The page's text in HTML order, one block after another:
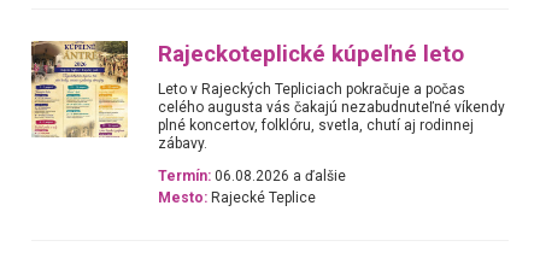
Rajeckoteplické kúpeľné leto
Leto v Rajeckých Tepliciach pokračuje a počas
celého augusta vás čakajú nezabudnuteľné víkendy
plné koncertov, folklóru, svetla, chutí aj rodinnej
zábavy.
Termín: 06.08.2026 a ďalšie
Mesto: Rajecké Teplice